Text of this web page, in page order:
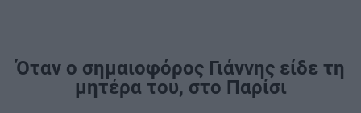
Όταν ο σημαιοφόρος Γιάννης είδε τη
μητέρα του, στο Παρίσι